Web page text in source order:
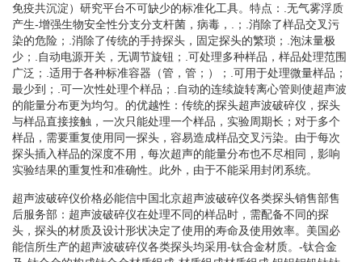
免疫共沉淀）研究平台不可缺少的标准化工具。特点：.无气雾浮质
产生-增强生物安全性分支分支杆菌，病毒，.；.消除了样品交叉污
染的危险；.消除了传统的手持探头，固定探头的繁琐；.泡沫量极
少；.自动电源开关，无调节旋钮；.可处理多种样品，样品处理范围
广泛；.适用于各种标准容器（管，管；）；.可用于处理微量样品；
最少到；.可一次性处理个样品；.自动的连续旋转离心管则使超声波
的能量分布更为均匀。的优越性：传统的探头超声波破碎仪，探头
与样品直接接触，一次只能处理一个样品，实验周期长；对于多个
样品，需要重复使用同一探头，容易造成样品交叉污染。由于每次
探头插入样品的深度不用，每次超声的能量分布也不尽相同，影响
实验结果的重复性和准确性。此外，由于不能采用封闭系统。
超声波破碎仪价格必能信中国北京超声波破碎仪各类探头销售部售
后服务部：超声波破碎仪在处理不同的样品时，需配备不同的探
头，探头的材质及设计形状决定了使用的寿命及使用效率。美国必
能信所生产的超声波破碎仪各类探头均采用-钛合金材质。-钛合金